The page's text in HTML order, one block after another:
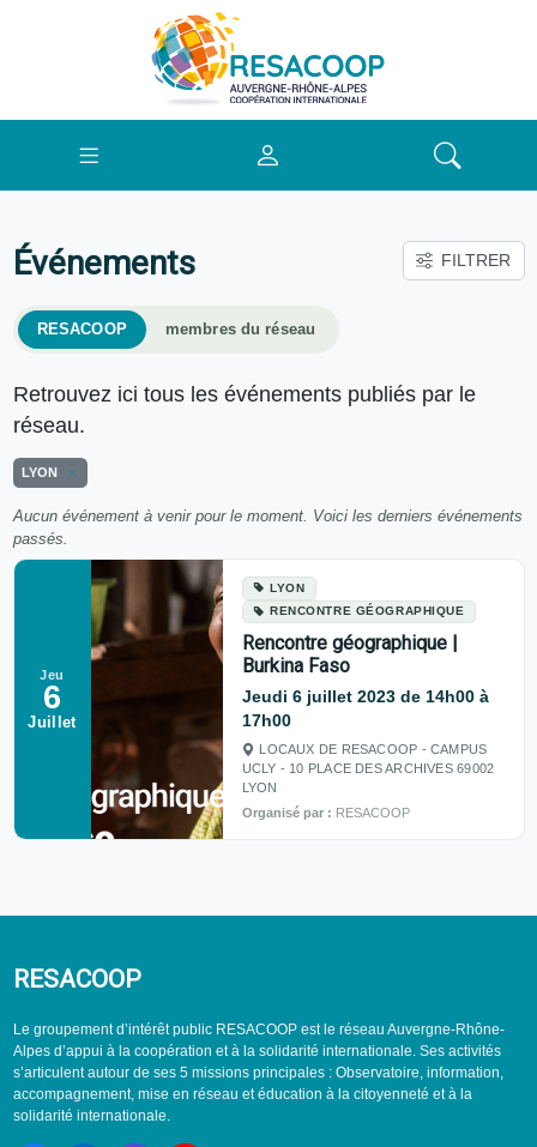
Événements FILTRER
RESACOOP membres du réseau
Retrouvez ici tous les événements publiés par le
réseau.
LYON
Aucun événement à venir pour le moment. Voici les derniers événements
passés.
Jeu
6
Juillet
LYON
RENCONTRE GÉOGRAPHIQUE
Rencontre géographique |
Burkina Faso
Jeudi 6 juillet 2023 de 14h00 à
17h00
LOCAUX DE RESACOOP - CAMPUS
UCLY - 10 PLACE DES ARCHIVES 69002
LYON
Organisé par : RESACOOP
RESACOOP
Le groupement d’intérêt public RESACOOP est le réseau Auvergne-Rhône-
Alpes d’appui à la coopération et à la solidarité internationale. Ses activités
s’articulent autour de ses 5 missions principales : Observatoire, information,
accompagnement, mise en réseau et éducation à la citoyenneté et à la
solidarité internationale.